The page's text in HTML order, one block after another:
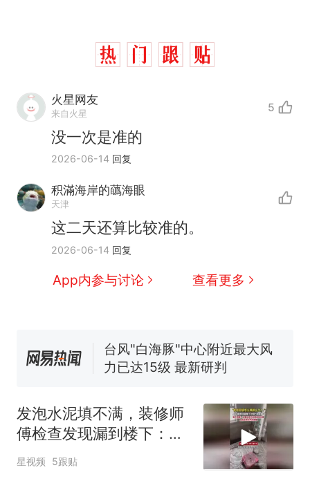
火星网友
来自火星 5
没一次是准的
2026-06-14 回复
积滿海岸的蘤海眼
天津
这二天还算比较准的。
2026-06-14 回复
App内参与讨论 查看更多
热 那个在床头放菜刀的女孩，
因老师一句“跟我回家”改写了
人生费大厨“全国小炒肉大王”称
号，仅凭视频评出？中国烹饪
协会回应
美国渔民钓获鲨鱼徒手将其拽
回大海 目击者直呼震惊 （视频
来源：参考消息）
笔试第一被第二名传话劝弃考
已叫停招聘，成立调查组全面
核查
台风"白海豚"中心附近最大风
力已达15级 最新研判
因老师一句“跟我回家”改写了
人生
发泡水泥填不满，装修师
傅检查发现漏到楼下：出
风口未延伸到外墙
星视频 5跟贴